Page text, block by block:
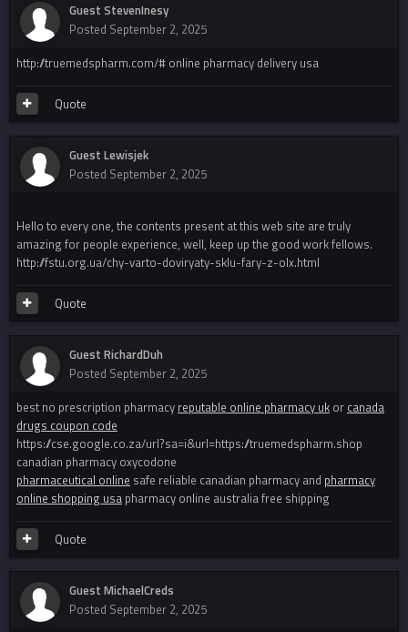
Guest StevenInesy
Posted September 2, 2025
http://truemedspharm.com/# online pharmacy delivery usa
Quote
Guest Lewisjek
Posted September 2, 2025
Hello to every one, the contents present at this web site are truly
amazing for people experience, well, keep up the good work fellows.
http://fstu.org.ua/chy-varto-doviryaty-sklu-fary-z-olx.html
Quote
Guest RichardDuh
Posted September 2, 2025
best no prescription pharmacy reputable online pharmacy uk or canada
drugs coupon code
https://cse.google.co.za/url?sa=i&url=https://truemedspharm.shop
canadian pharmacy oxycodone
pharmaceutical online safe reliable canadian pharmacy and pharmacy
online shopping usa pharmacy online australia free shipping
Quote
Guest MichaelCreds
Posted September 2, 2025